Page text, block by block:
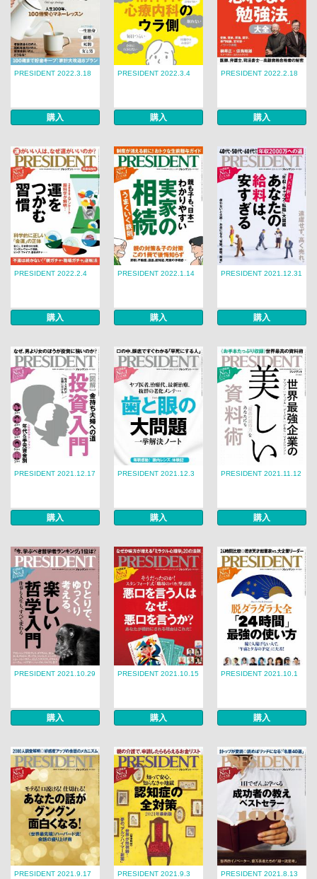
PRESIDENT 2022.3.18
購入
PRESIDENT 2022.3.4
購入
PRESIDENT 2022.2.18
購入
PRESIDENT 2022.2.4
購入
PRESIDENT 2022.1.14
購入
PRESIDENT 2021.12.31
購入
PRESIDENT 2021.12.17
購入
PRESIDENT 2021.12.3
購入
PRESIDENT 2021.11.12
購入
PRESIDENT 2021.10.29
購入
PRESIDENT 2021.10.15
購入
PRESIDENT 2021.10.1
購入
PRESIDENT 2021.9.17 PRESIDENT 2021.9.3 PRESIDENT 2021.8.13